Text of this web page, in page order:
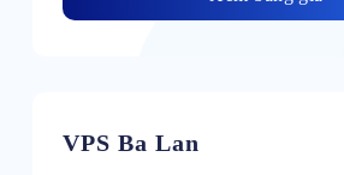
VPS Ba Lan